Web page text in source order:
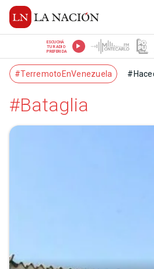
ESCUCHÁ
TU RADIO
PREFERIDA
#TerremotoEnVenezuela
#Bataglia